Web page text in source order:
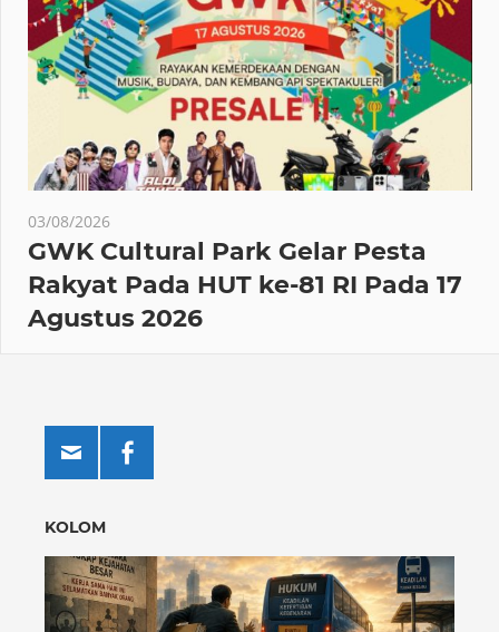
03/08/2026
GWK Cultural Park Gelar Pesta
Rakyat Pada HUT ke-81 RI Pada 17
Agustus 2026
KOLOM